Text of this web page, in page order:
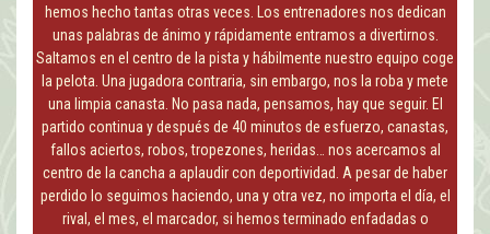
hemos hecho tantas otras veces. Los entrenadores nos dedican
unas palabras de ánimo y rápidamente entramos a divertirnos.
Saltamos en el centro de la pista y hábilmente nuestro equipo coge
la pelota. Una jugadora contraria, sin embargo, nos la roba y mete
una limpia canasta. No pasa nada, pensamos, hay que seguir. El
partido continua y después de 40 minutos de esfuerzo, canastas,
fallos aciertos, robos, tropezones, heridas… nos acercamos al
centro de la cancha a aplaudir con deportividad. A pesar de haber
perdido lo seguimos haciendo, una y otra vez, no importa el día, el
rival, el mes, el marcador, si hemos terminado enfadadas o